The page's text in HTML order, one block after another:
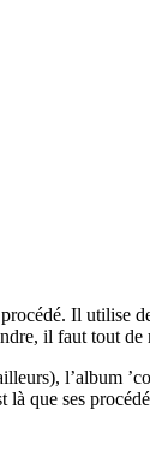
Il utilise
il faut tout de
l’album
que ses